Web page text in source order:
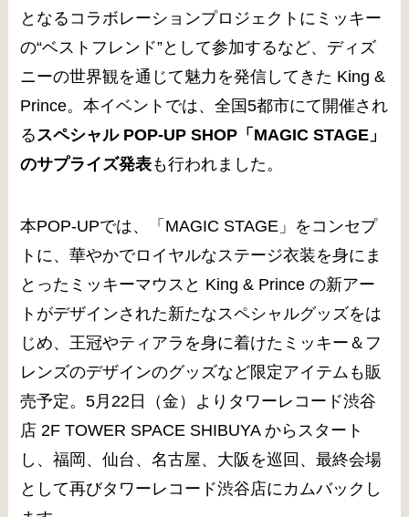
となるコラボレーションプロジェクトにミッキー
の“ベストフレンド”として参加するなど、ディズ
ニーの世界観を通じて魅力を発信してきた King &
Prince。本イベントでは、全国5都市にて開催され
るスペシャル POP-UP SHOP「MAGIC STAGE」
のサプライズ発表も行われました。
本POP-UPでは、「MAGIC STAGE」をコンセプ
トに、華やかでロイヤルなステージ衣装を身にま
とったミッキーマウスと King & Prince の新アー
トがデザインされた新たなスペシャルグッズをは
じめ、王冠やティアラを身に着けたミッキー＆フ
レンズのデザインのグッズなど限定アイテムも販
売予定。5月22日（金）よりタワーレコード渋谷
店 2F TOWER SPACE SHIBUYA からスタート
し、福岡、仙台、名古屋、大阪を巡回、最終会場
として再びタワーレコード渋谷店にカムバックし